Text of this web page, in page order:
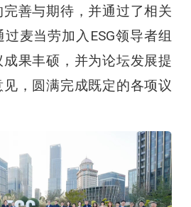
善与期待，并通过了相关
麦当劳加入ESG领导者组
果丰硕，并为论坛发展提
，圆满完成既定的各项议